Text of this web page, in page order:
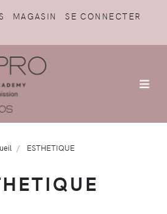
MAGASIN
SE CONNECTER
ESTHETIQUE